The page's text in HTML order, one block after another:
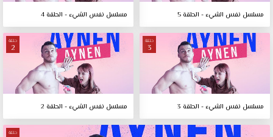
مسلسل نفس الشيء - الحلقة 5 مسلسل نفس الشيء - الحلقة 4
حلقة
3
مسلسل نفس الشيء - الحلقة 3
حلقة
2
مسلسل نفس الشيء - الحلقة 2
حلقة